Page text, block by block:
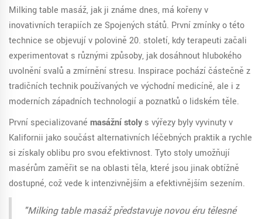
Milking table masáž, jak ji známe dnes, má kořeny v
inovativních terapiích ze Spojených států. První zmínky o této
technice se objevují v polovině 20. století, kdy terapeuti začali
experimentovat s různými způsoby, jak dosáhnout hlubokého
uvolnění svalů a zmírnění stresu. Inspirace pochází částečně z
tradičních technik používaných ve východní medicíně, ale i z
moderních západních technologií a poznatků o lidském těle.
První specializované masážní stoly s výřezy byly vyvinuty v
Kalifornii jako součást alternativních léčebných praktik a rychle
si získaly oblibu pro svou efektivnost. Tyto stoly umožňují
masérům zaměřit se na oblasti těla, které jsou jinak obtížně
dostupné, což vede k intenzivnějším a efektivnějším sezením.
"Milking table masáž představuje novou éru tělesné